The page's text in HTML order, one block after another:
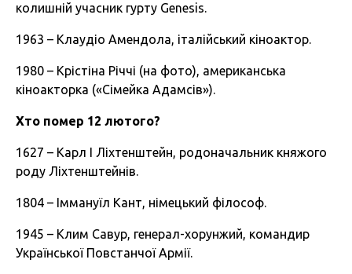
колишній учасник гурту Genesis.
1963 – Клаудіо Амендола, італійський кіноактор.
1980 – Крістіна Річчі (на фото), американська
кіноакторка («Сімейка Адамсів»).
Хто помер 12 лютого?
1627 – Карл I Ліхтенштейн, родоначальник княжого
роду Ліхтенштейнів.
1804 – Іммануїл Кант, німецький філософ.
1945 – Клим Савур, генерал-хорунжий, командир
Української Повстанчої Армії.